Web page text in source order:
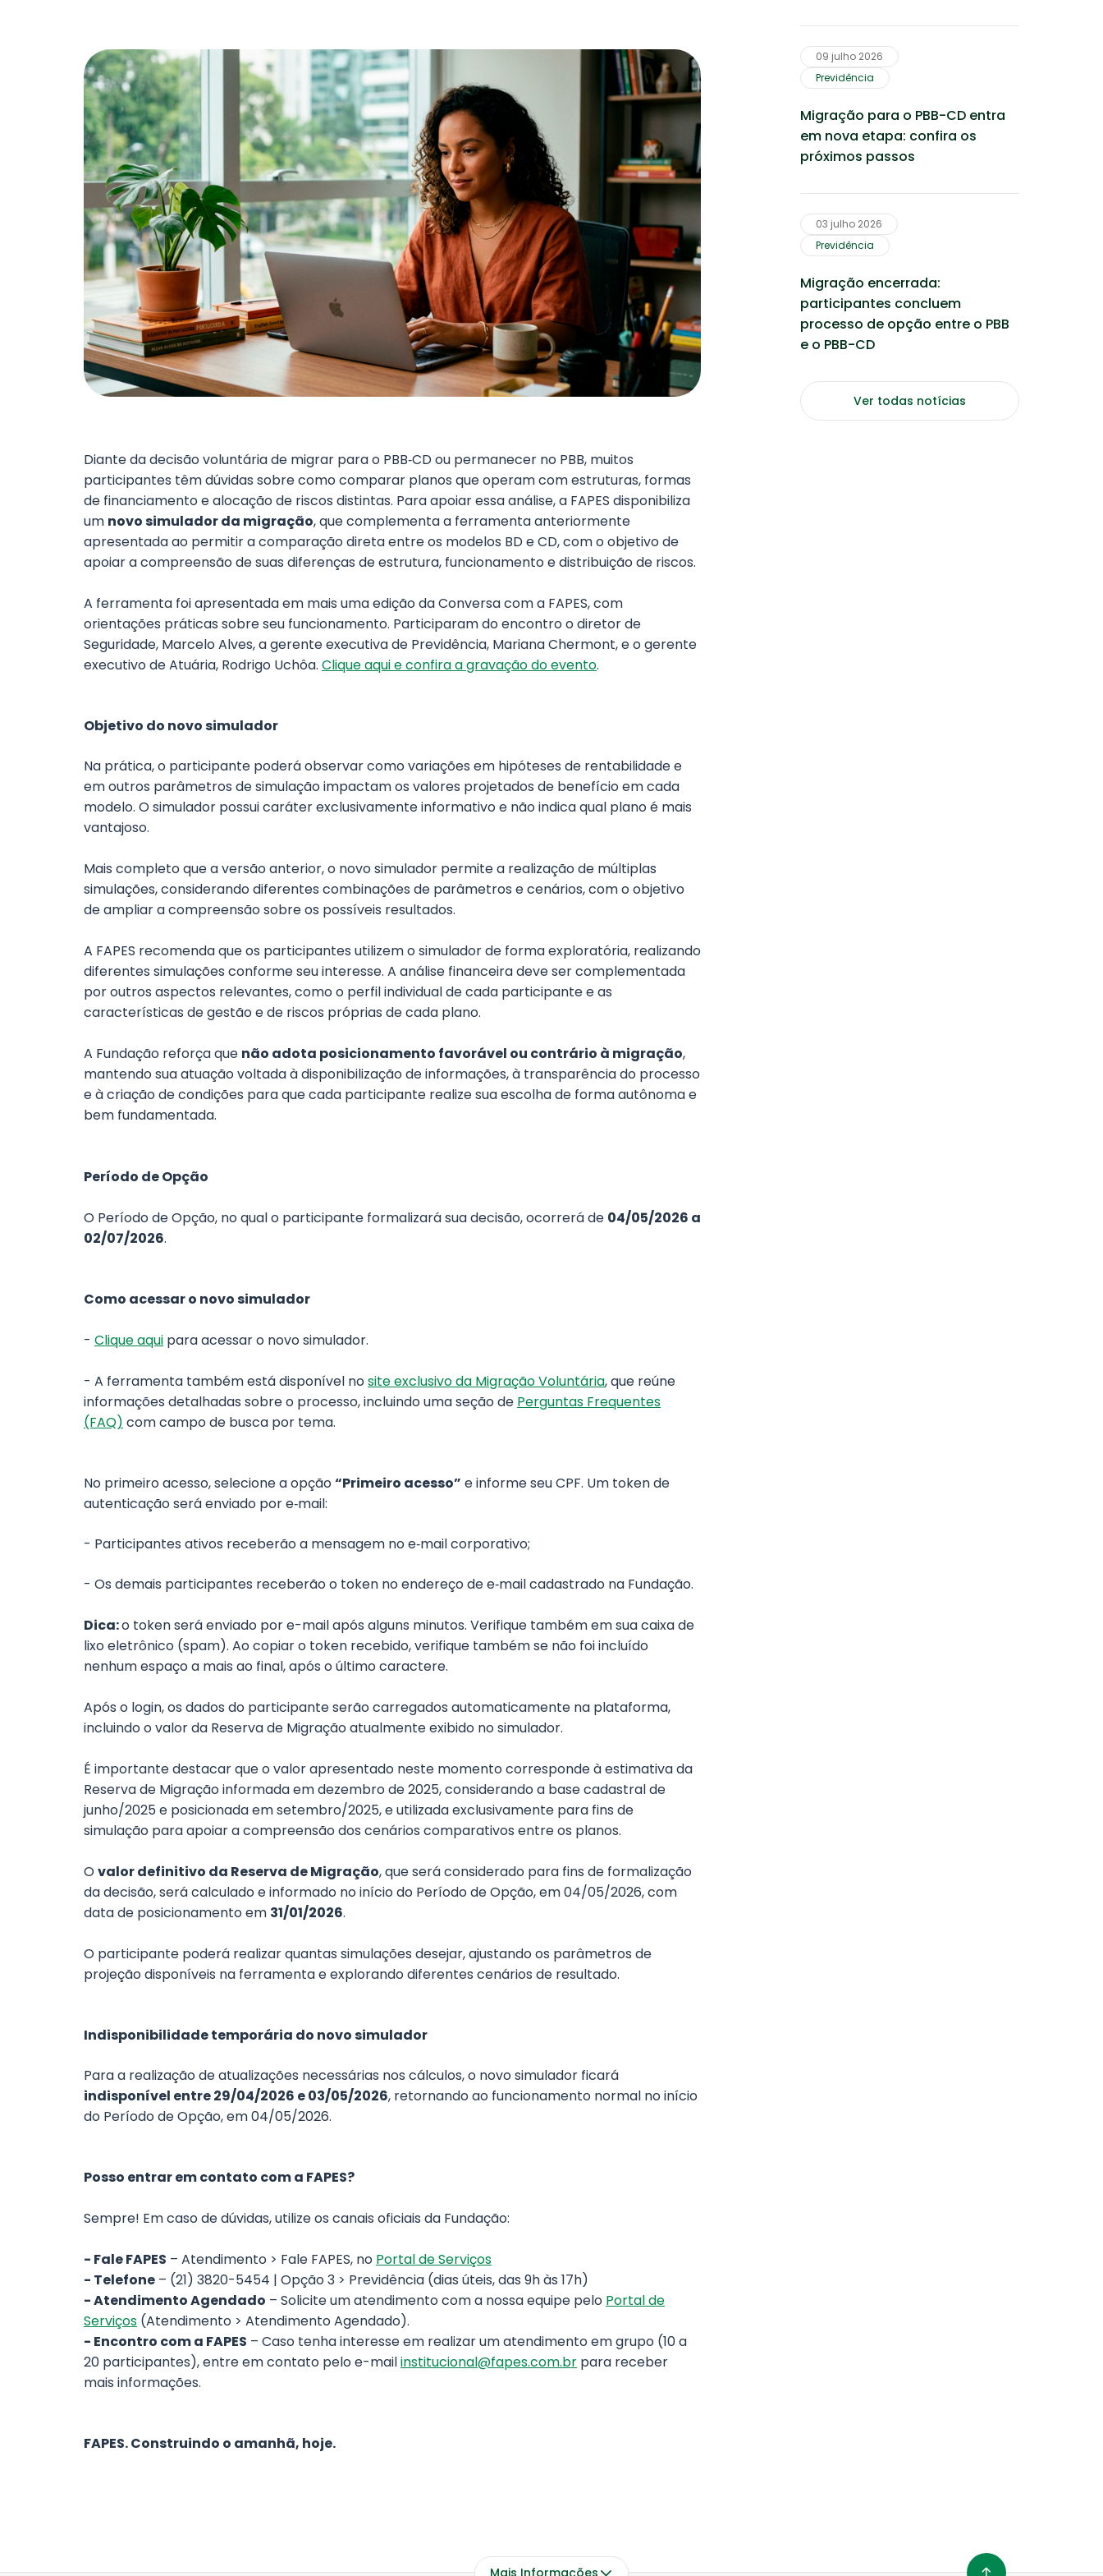
Carta Mensal, Raio X e demais
documentos de investimentos
economias!
Diante da decisão voluntária de migrar para o PBB‑CD ou permanecer no PBB, muitos
participantes têm dúvidas sobre como comparar planos que operam com estruturas, formas
de financiamento e alocação de riscos distintas. Para apoiar essa análise, a FAPES disponibiliza
um novo simulador da migração, que complementa a ferramenta anteriormente
apresentada ao permitir a comparação direta entre os modelos BD e CD, com o objetivo de
apoiar a compreensão de suas diferenças de estrutura, funcionamento e distribuição de riscos.
A ferramenta foi apresentada em mais uma edição da Conversa com a FAPES, com
orientações práticas sobre seu funcionamento. Participaram do encontro o diretor de
Seguridade, Marcelo Alves, a gerente executiva de Previdência, Mariana Chermont, e o gerente
executivo de Atuária, Rodrigo Uchôa. Clique aqui e confira a gravação do evento.
Objetivo do novo simulador
Na prática, o participante poderá observar como variações em hipóteses de rentabilidade e
em outros parâmetros de simulação impactam os valores projetados de benefício em cada
modelo. O simulador possui caráter exclusivamente informativo e não indica qual plano é mais
vantajoso.
Mais completo que a versão anterior, o novo simulador permite a realização de múltiplas
simulações, considerando diferentes combinações de parâmetros e cenários, com o objetivo
de ampliar a compreensão sobre os possíveis resultados.
A FAPES recomenda que os participantes utilizem o simulador de forma exploratória, realizando
diferentes simulações conforme seu interesse. A análise financeira deve ser complementada
por outros aspectos relevantes, como o perfil individual de cada participante e as
características de gestão e de riscos próprias de cada plano.
A Fundação reforça que não adota posicionamento favorável ou contrário à migração,
mantendo sua atuação voltada à disponibilização de informações, à transparência do processo
e à criação de condições para que cada participante realize sua escolha de forma autônoma e
bem fundamentada.
Período de Opção
O Período de Opção, no qual o participante formalizará sua decisão, ocorrerá de 04/05/2026 a
02/07/2026.
Como acessar o novo simulador
- Clique aqui para acessar o novo simulador.
- A ferramenta também está disponível nosite exclusivo da Migração Voluntária, que reúne
informações detalhadas sobre o processo, incluindo uma seção de Perguntas Frequentes
(FAQ) com campo de busca por tema.
No primeiro acesso, selecione a opção“Primeiro acesso” e informe seu CPF. Um token de
autenticação será enviado por e‑mail:
- Participantes ativos receberão a mensagem no e‑mail corporativo;
- Os demais participantes receberão o token no endereço de e‑mail cadastrado na Fundação.
Dica:o token será enviado por e-mail após alguns minutos. Verifique também em sua caixa de
lixo eletrônico (spam). Ao copiar o token recebido, verifique também se não foi incluído
nenhum espaço a mais ao final, após o último caractere.
Após o login, os dados do participante serão carregados automaticamente na plataforma,
incluindo o valor da Reserva de Migração atualmente exibido no simulador.
É importante destacar que o valor apresentado neste momento corresponde à estimativa da
Reserva de Migração informada em dezembro de 2025, considerando a base cadastral de
junho/2025 e posicionada em setembro/2025, e utilizada exclusivamente para fins de
simulação para apoiar a compreensão dos cenários comparativos entre os planos.
Ovalor definitivo da Reserva de Migração, que será considerado para fins de formalização
da decisão, será calculado e informado no início do Período de Opção, em 04/05/2026, com
data de posicionamento em 31/01/2026.
O participante poderá realizar quantas simulações desejar, ajustando os parâmetros de
projeção disponíveis na ferramenta e explorando diferentes cenários de resultado.
Indisponibilidade temporária do novo simulador
Para a realização de atualizações necessárias nos cálculos, o novo simulador ficará
indisponível entre 29/04/2026 e 03/05/2026, retornando ao funcionamento normal no início
do Período de Opção, em 04/05/2026.
Posso entrar em contato com a FAPES?
Sempre! Em caso de dúvidas, utilize os canais oficiais da Fundação:
- Fale FAPES – Atendimento > Fale FAPES, no Portal de Serviços
- Telefone – (21) 3820-5454 | Opção 3 > Previdência (dias úteis, das 9h às 17h)
- Atendimento Agendado – Solicite um atendimento com a nossa equipe pelo Portal de
Serviços (Atendimento > Atendimento Agendado).
- Encontro com a FAPES – Caso tenha interesse em realizar um atendimento em grupo (10 a
20 participantes), entre em contato pelo e-mailinstitucional@fapes.com.br para receber
mais informações.
FAPES. Construindo o amanhã, hoje.
09 julho 2026
Previdência
Migração para o PBB-CD entra
em nova etapa: confira os
próximos passos
03 julho 2026
Previdência
Migração encerrada:
participantes concluem
processo de opção entre o PBB
e o PBB-CD
Ver todas notícias
Mais Informações